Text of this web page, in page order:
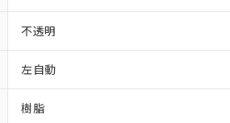
不透明
左自動
樹脂